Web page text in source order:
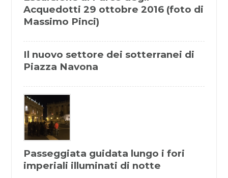
Acquedotti 29 ottobre 2016 (foto di
Massimo Pinci)
Il nuovo settore dei sotterranei di
Piazza Navona
Passeggiata guidata lungo i fori
imperiali illuminati di notte